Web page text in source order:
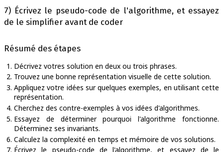
7) Écrivez le pseudo-code de l'algorithme, et essayez
de le simplifier avant de coder
Résumé des étapes
Décrivez votres solution en deux ou trois phrases.
Trouvez une bonne représentation visuelle de cette solution.
Appliquez votre idées sur quelques exemples, en utilisant cette
représentation.
Cherchez des contre-exemples à vos idées d'algorithmes.
Essayez de déterminer pourquoi l'algorithme fonctionne.
Déterminez ses invariants.
Calculez la complexité en temps et mémoire de vos solutions.
Écrivez le pseudo-code de l'algorithme, et essayez de le